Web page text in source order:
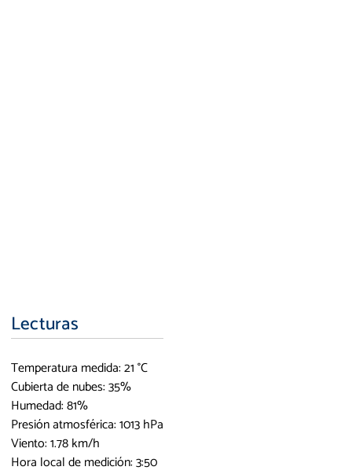
Lecturas
Temperatura medida: 21 °C
Cubierta de nubes: 35%
Humedad: 81%
Presión atmosférica: 1013 hPa
Viento: 1.78 km/h
Hora local de medición: 3:50